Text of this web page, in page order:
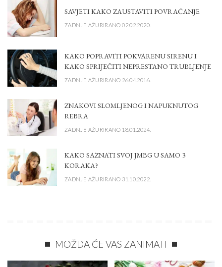
SAVJETI KAKO ZAUSTAVITI POVRAĆANJE
ZADNJE AŽURIRANO 02.02.2020.
KAKO POPRAVITI POKVARENU SIRENU I
KAKO SPRIJEČITI NEPRESTANO TRUBLJENJE
ZADNJE AŽURIRANO 26.04.2016.
ZNAKOVI SLOMLJENOG I NAPUKNUTOG
REBRA
ZADNJE AŽURIRANO 18.01.2024.
KAKO SAZNATI SVOJ JMBG U SAMO 3
KORAKA?
ZADNJE AŽURIRANO 31.10.2022.
MOŽDA ĆE VAS ZANIMATI